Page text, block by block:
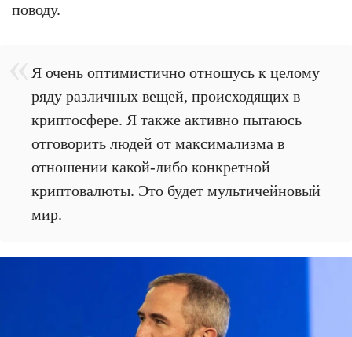
поводу.
Я очень оптимистично отношусь к целому
ряду различных вещей, происходящих в
криптосфере. Я также активно пытаюсь
отговорить людей от максимализма в
отношении какой-либо конкретной
криптовалюты. Это будет мультичейновый
мир.